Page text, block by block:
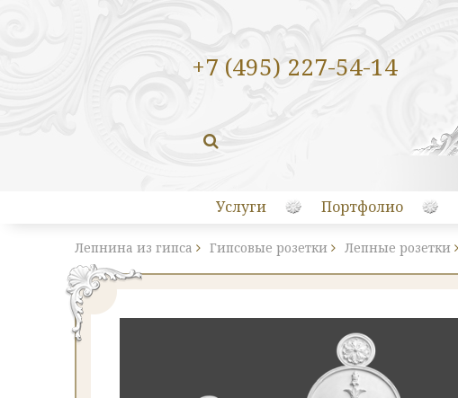
+7 (495) 227-54-14
Услуги Портфолио
Лепнина из гипса Гипсовые розетки Лепные розетки